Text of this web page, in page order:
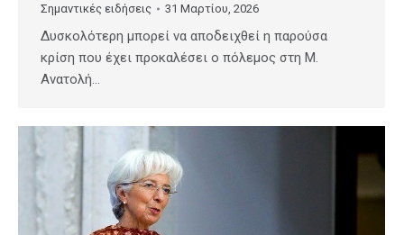
Σημαντικές ειδήσεις 31 Μαρτίου, 2026
Δυσκολότερη μπορεί να αποδειχθεί η παρούσα
κρίση που έχει προκαλέσει ο πόλεμος στη Μ.
Ανατολή…